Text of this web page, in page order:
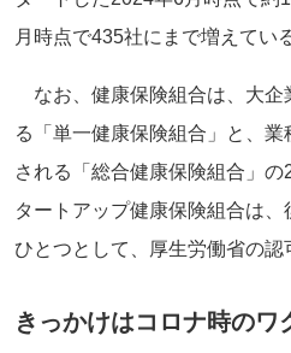
月時点で435社にまで増えている
なお、健康保険組合は、大企
る「単一健康保険組合」と、
される「総合健康保険組合」
タートアップ健康保険組合は
ひとつとして、厚生労働省の認
きっかけはコロナ時のワ